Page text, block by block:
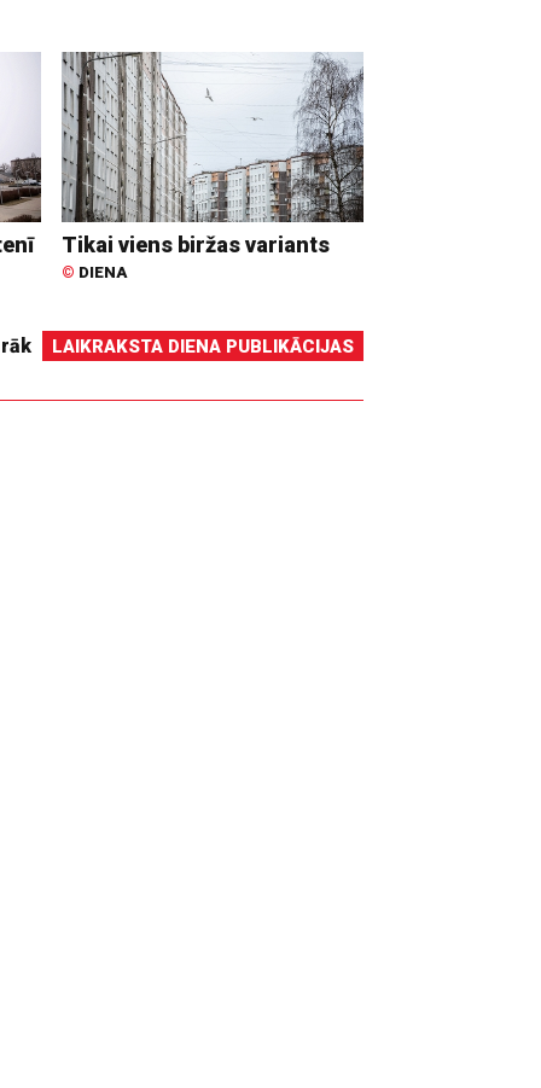
Tikai viens biržas variants
© DIENA
LAIKRAKSTA DIENA PUBLIKĀCIJAS